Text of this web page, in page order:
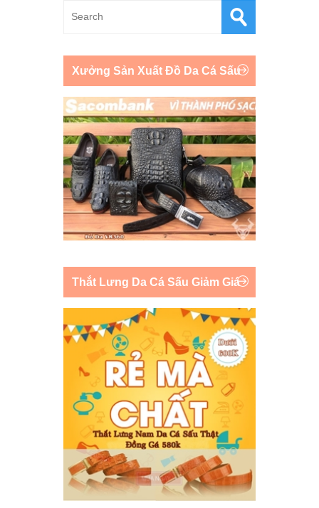
Xưởng Sản Xuất Đồ Da Cá Sấu
Thắt Lưng Da Cá Sấu Giảm Giá